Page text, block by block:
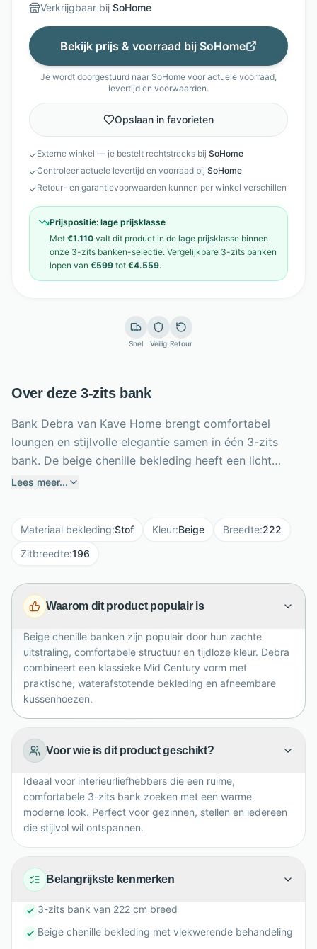
Verkrijgbaar bij SoHome
Bekijk prijs & voorraad bij SoHome
Je wordt doorgestuurd naar SoHome voor actuele voorraad,
levertijd en voorwaarden.
Opslaan in favorieten
✓Externe winkel — je bestelt rechtstreeks bij SoHome
✓Controleer actuele levertijd en voorraad bij SoHome
✓Retour- en garantievoorwaarden kunnen per winkel verschillen
Prijspositie: lage prijsklasse
Met €1.110 valt dit product in de lage prijsklasse binnen
onze 3-zits banken-selectie. Vergelijkbare 3-zits banken
lopen van €599 tot €4.559.
Snel Veilig Retour
Over deze 3-zits bank
Bank Debra van Kave Home brengt comfortabel
loungen en stijlvolle elegantie samen in één 3-zits
bank. De beige chenille bekleding heeft een licht
gestructureerde, gewatteerde afwerking en is
zithoogte van 45 cm en zitdiepte van 55 cm biedt
deze bank volop comfort voor dagelijks gebruik. De
geven het ontwerp een warme Mid Century uitstraling.
Inclusief zachte kussens met afneembare hoezen,
verfijnde, urban sfeer. Europees geproduceerd met
aandacht voor ambacht en duurzaamheid.
Lees meer...
Materiaal bekleding:Stof Kleur:Beige Breedte:222
Zitbreedte:196
Waarom dit product populair is
Beige chenille banken zijn populair door hun zachte
uitstraling, comfortabele structuur en tijdloze kleur. Debra
combineert een klassieke Mid Century vorm met
praktische, waterafstotende bekleding en afneembare
kussenhoezen.
Voor wie is dit product geschikt?
Ideaal voor interieurliefhebbers die een ruime,
comfortabele 3-zits bank zoeken met een warme
moderne look. Perfect voor gezinnen, stellen en iedereen
die stijlvol wil ontspannen.
Belangrijkste kenmerken
3-zits bank van 222 cm breed
Beige chenille bekleding met vlekwerende behandeling